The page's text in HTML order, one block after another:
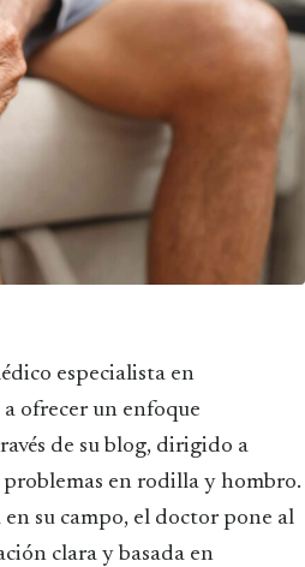
ofrecer un enfoque
de su blog, dirigido a
en rodilla y hombro.
su campo, el doctor pone al
clara y basada en